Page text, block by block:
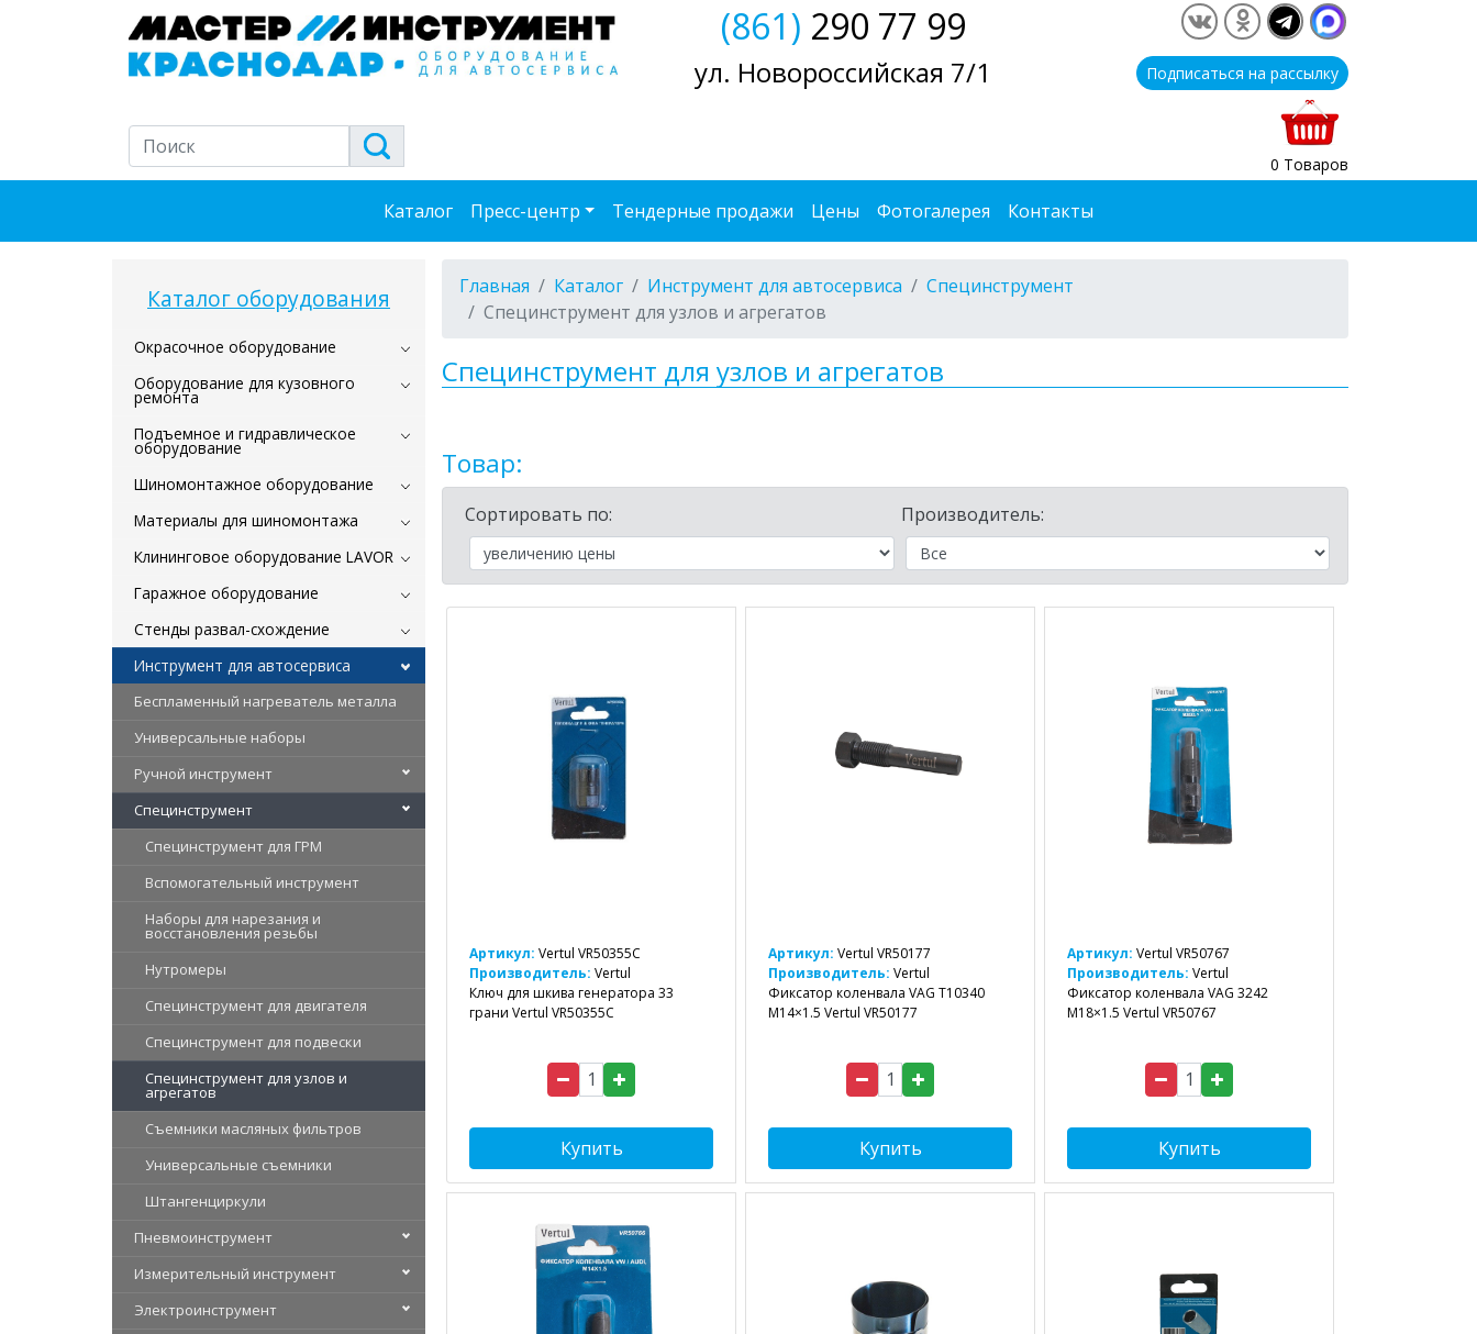
(861) 290 77 99
ул. Новороссийская 7/1 Подписаться на рассылку
0 Товаров
Каталог Пресс-центр Тендерные продажи Цены Фотогалерея Контакты
Каталог оборудования
Окрасочное оборудование
Оборудование для кузовного
ремонта
Подъемное и гидравлическое
оборудование
Шиномонтажное оборудование
Материалы для шиномонтажа
Клининговое оборудование LAVOR
Гаражное оборудование
Стенды развал-схождение
Инструмент для автосервиса
Беспламенный нагреватель металла
Универсальные наборы
Ручной инструмент
Специнструмент
Специнструмент для ГРМ
Вспомогательный инструмент
Наборы для нарезания и
восстановления резьбы
Нутромеры
Специнструмент для двигателя
Специнструмент для подвески
Специнструмент для узлов и
агрегатов
Съемники масляных фильтров
Универсальные съемники
Штангенциркули
Пневмоинструмент
Измерительный инструмент
Электроинструмент
Главная Каталог Инструмент для автосервиса
Специнструмент
Специнструмент для узлов и агрегатов
Специнструмент для узлов и агрегатов
Товар:
Сортировать по: Производитель:
Артикул: Vertul VR50355C
Производитель: Vertul
Ключ для шкива генератора 33
грани Vertul VR50355C
Купить
Артикул: Vertul VR50177
Производитель: Vertul
Фиксатор коленвала VAG T10340
M14×1.5 Vertul VR50177
Купить
Артикул: Vertul VR50767
Производитель: Vertul
Фиксатор коленвала VAG 3242
M18×1.5 Vertul VR50767
Купить